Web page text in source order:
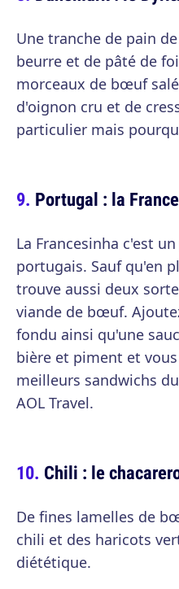
Une tranche de pain
beurre et de pâté de
morceaux de bœuf
d'oignon cru et de
particulier mais
Portugal : la
La Francesinha c'est
portugais. Sauf qu'en
trouve aussi deux
viande de bœuf.
fondu ainsi qu'une
bière et piment et
meilleurs sandwichs
AOL Travel.
Chili : le
De fines lamelles de
chili et des haricots
diététique.